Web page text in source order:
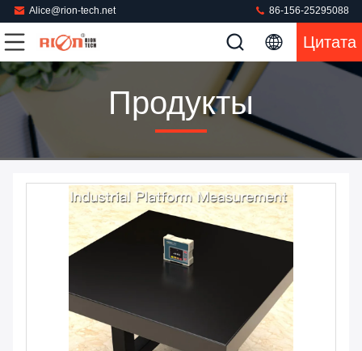
Alice@rion-tech.net 86-156-25295088
Цитата
Продукты